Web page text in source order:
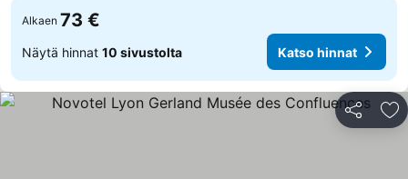
Alkaen 73 €
Näytä hinnat 10 sivustolta Katso hinnat
Jaa